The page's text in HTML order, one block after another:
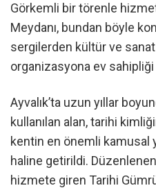
Görkemli bir törenle
Meydanı, bundan böyle
sergilerden kültür ve
organizasyona ev sahipliği
Ayvalık’ta uzun yıllar
kullanılan alan, tarihi
kentin en önemli kamusal
haline getirildi.
hizmete giren Tarihi